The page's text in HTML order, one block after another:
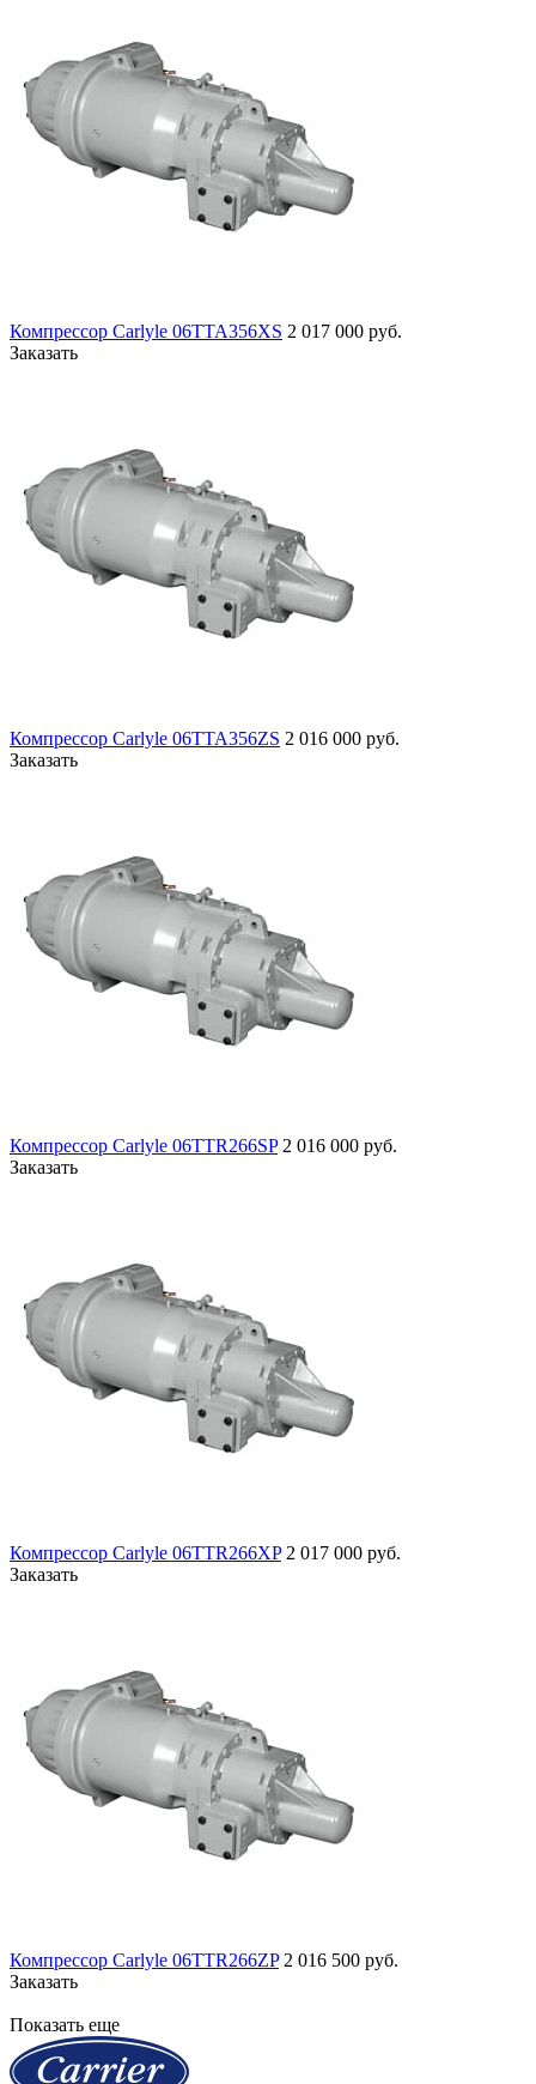
Компрессор Carlyle 06TTA356XS 2 017 000 руб.
Заказать
Компрессор Carlyle 06TTA356ZS 2 016 000 руб.
Заказать
Компрессор Carlyle 06TTR266SP 2 016 000 руб.
Заказать
Компрессор Carlyle 06TTR266XP 2 017 000 руб.
Заказать
Компрессор Carlyle 06TTR266ZP 2 016 500 руб.
Заказать
Показать еще